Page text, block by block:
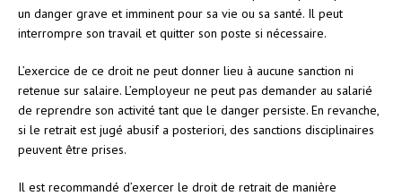
un danger grave et imminent pour sa vie ou sa santé. Il peut
interrompre son travail et quitter son poste si nécessaire.
L’exercice de ce droit ne peut donner lieu à aucune sanction ni
retenue sur salaire. L’employeur ne peut pas demander au salarié
de reprendre son activité tant que le danger persiste. En revanche,
si le retrait est jugé abusif a posteriori, des sanctions disciplinaires
peuvent être prises.
Il est recommandé d’exercer le droit de retrait de manière